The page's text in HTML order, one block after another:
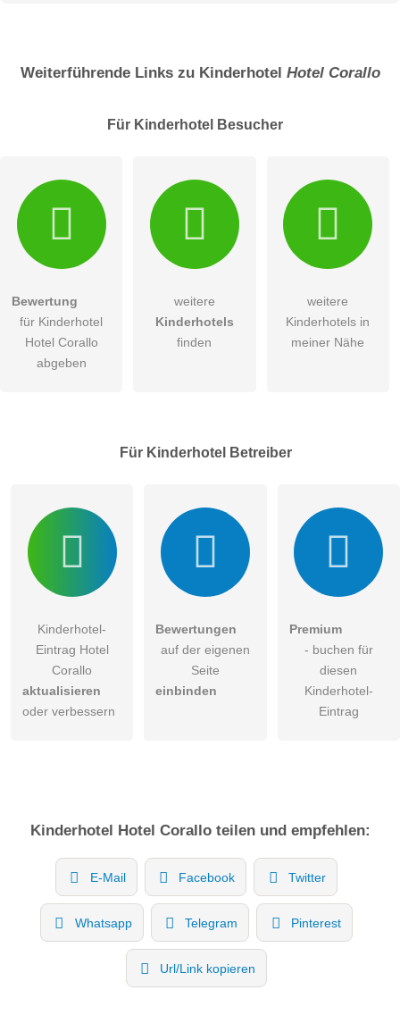
E-Mail-Adresse (wird nicht veröffentlicht)
Hiermit akzeptiere ich dieAGB
DieDatenschutzerklärung habe ich zur Kenntnis genommen.
Besucher sichtbar.
Weiterführende Links zu Kinderhotel Hotel Corallo
Für Kinderhotel Besucher
Bewertung
für Kinderhotel
Hotel Corallo
abgeben
weitere
Kinderhotels
finden
weitere
Kinderhotels in
meiner Nähe
Für Kinderhotel Betreiber
Kinderhotel-
Eintrag Hotel
Corallo
aktualisieren
oder verbessern
Bewertungen
auf der eigenen
Seite
einbinden
Premium
- buchen für
diesen
Kinderhotel-
Eintrag
Kinderhotel Hotel Coralloteilen und empfehlen:
E-Mail Facebook Twitter
Whatsapp Telegram Pinterest
Url/Link kopieren